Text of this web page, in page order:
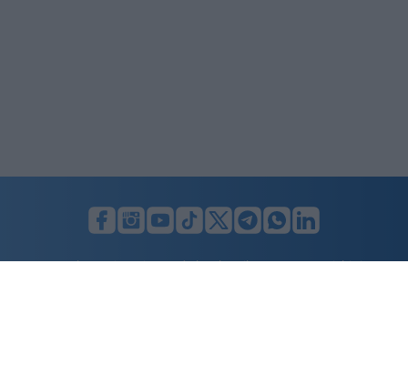
LUNIFIN S.r.l. a socio unico. Sede legale Milano, Largo F. Richini, 2/A,